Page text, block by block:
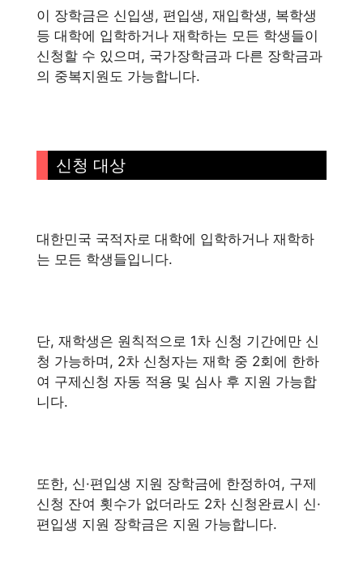
이 장학금은 신입생, 편입생, 재입학생, 복학생
등 대학에 입학하거나 재학하는 모든 학생들이
신청할 수 있으며, 국가장학금과 다른 장학금과
의 중복지원도 가능합니다.
신청 대상
대한민국 국적자로 대학에 입학하거나 재학하
는 모든 학생들입니다.
단, 재학생은 원칙적으로 1차 신청 기간에만 신
청 가능하며, 2차 신청자는 재학 중 2회에 한하
여 구제신청 자동 적용 및 심사 후 지원 가능합
니다.
또한, 신·편입생 지원 장학금에 한정하여, 구제
신청 잔여 횟수가 없더라도 2차 신청완료시 신·
편입생 지원 장학금은 지원 가능합니다.